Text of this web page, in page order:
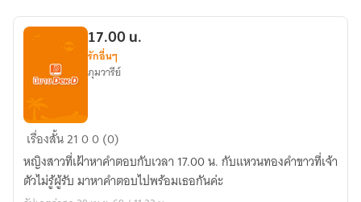
17.00
น.
17.00 น.
รักอื่นๆ
ภุมวารีย์
เรื่องสั้น2100 (0)
หญิงสาวที่เฝ้าหาคำตอบกับเวลา 17.00 น. กับแหวนทองคำขาวที่เจ้า
ตัวไม่รู้ผู้รับ มาหาคำตอบไปพร้อมเธอกันค่ะ